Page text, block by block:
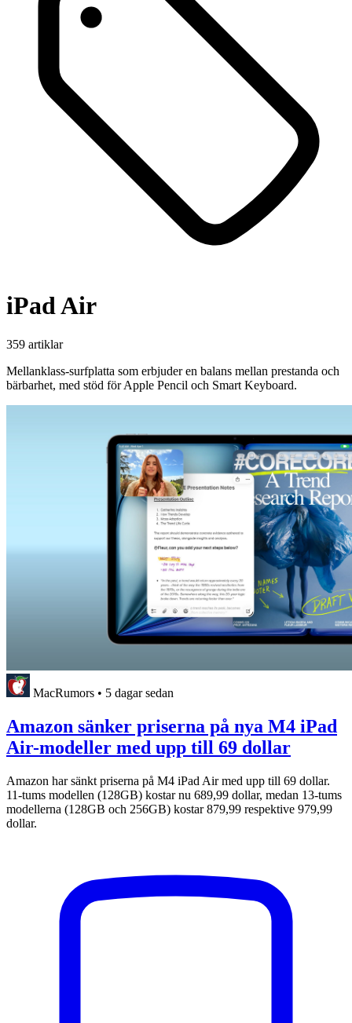
iPad Air
359 artiklar
Mellanklass-surfplatta som erbjuder en balans mellan prestanda och
bärbarhet, med stöd för Apple Pencil och Smart Keyboard.
MacRumors • 5 dagar sedan
Amazon sänker priserna på nya M4 iPad
Air-modeller med upp till 69 dollar
Amazon har sänkt priserna på M4 iPad Air med upp till 69 dollar.
11-tums modellen (128GB) kostar nu 689,99 dollar, medan 13-tums
modellerna (128GB och 256GB) kostar 879,99 respektive 979,99
dollar.